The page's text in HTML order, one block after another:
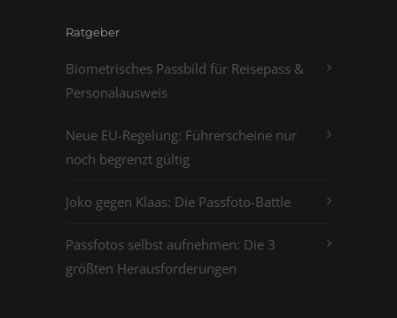
Ratgeber
Biometrisches Passbild für Reisepass &
Personalausweis
Neue EU-Regelung: Führerscheine nur
noch begrenzt gültig
Joko gegen Klaas: Die Passfoto-Battle
Passfotos selbst aufnehmen: Die 3
größten Herausforderungen